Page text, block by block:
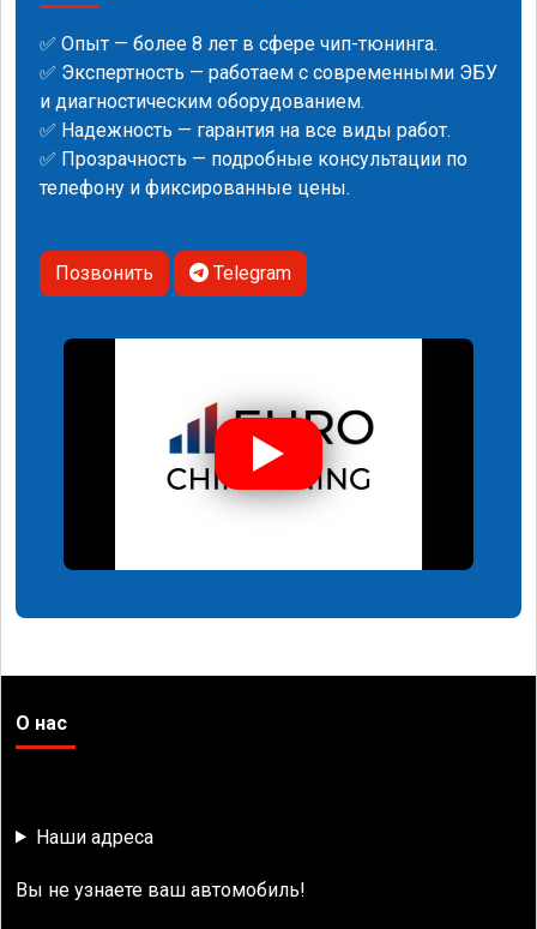
✅ Опыт — более 8 лет в сфере чип-тюнинга.
✅ Экспертность — работаем с современными ЭБУ
и диагностическим оборудованием.
✅ Надежность — гарантия на все виды работ.
✅ Прозрачность — подробные консультации по
телефону и фиксированные цены.
Позвонить Telegram
О нас
Наши адреса
Вы не узнаете ваш автомобиль!